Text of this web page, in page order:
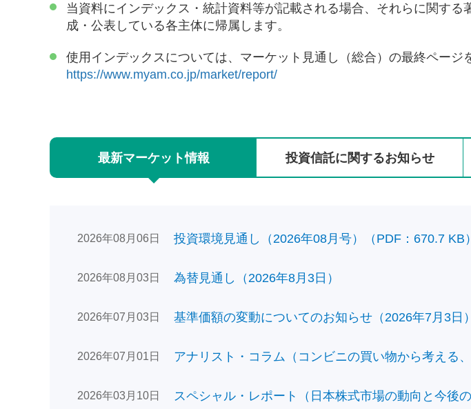
当資料にインデックス・統計資料等が記載される場合、それらに関する
成・公表している各主体に帰属します。
使用インデックスについては、マーケット見通し（総合）の最終ページ
https://www.myam.co.jp/market/report/
最新マーケット情報 投資信託に関するお知らせ
2026年08月06日 投資環境見通し（2026年08月号）（PDF：670.7 KB）
2026年08月03日 為替見通し（2026年8月3日）
2026年07月03日 基準価額の変動についてのお知らせ（2026年7月3日
2026年07月01日 アナリスト・コラム（コンビニの買い物から考える
2026年03月10日 スペシャル・レポート（日本株式市場の動向と今後